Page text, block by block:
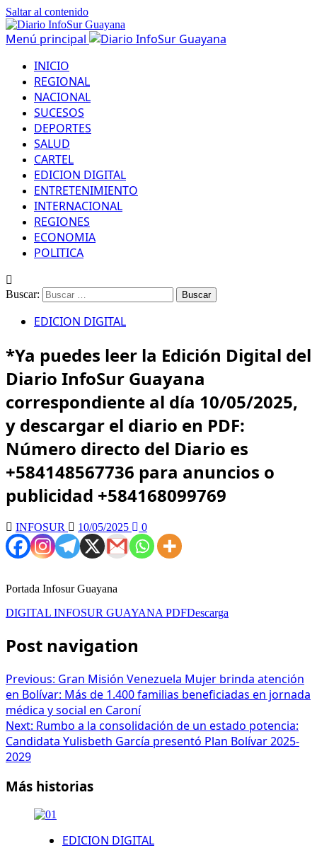
Saltar al contenido
Menú principal
INICIO
REGIONAL
NACIONAL
SUCESOS
DEPORTES
SALUD
CARTEL
EDICION DIGITAL
ENTRETENIMIENTO
INTERNACIONAL
REGIONES
ECONOMIA
POLITICA
Buscar:
EDICION DIGITAL
*Ya puedes leer la Edición Digital del
Diario InfoSur Guayana
correspondiente al día 10/05/2025,
y descargar el diario en PDF:
Número directo del Diario es
+584148567736 para anuncios o
publicidad +584168099769
INFOSUR 10/05/2025 0
Portada Infosur Guayana
DIGITAL INFOSUR GUAYANA PDFDescarga
Post navigation
Previous: Gran Misión Venezuela Mujer brinda atención
en Bolívar: Más de 1.400 familias beneficiadas en jornada
médica y social en Caroní
Next: Rumbo a la consolidación de un estado potencia:
Candidata Yulisbeth García presentó Plan Bolívar 2025-
2029
Más historias
EDICION DIGITAL